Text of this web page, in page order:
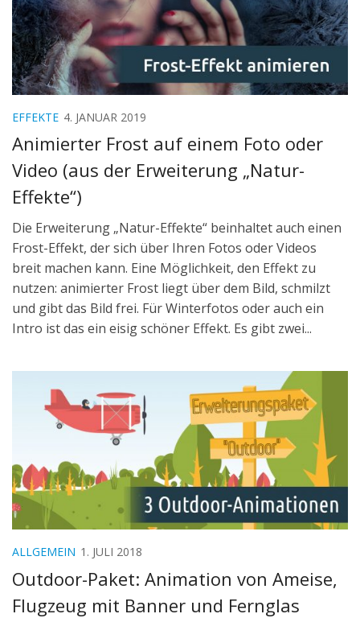
EFFEKTE 4. JANUAR 2019
Animierter Frost auf einem Foto oder
Video (aus der Erweiterung „Natur-
Effekte“)
Die Erweiterung „Natur-Effekte“ beinhaltet auch einen
Frost-Effekt, der sich über Ihren Fotos oder Videos
breit machen kann. Eine Möglichkeit, den Effekt zu
nutzen: animierter Frost liegt über dem Bild, schmilzt
und gibt das Bild frei. Für Winterfotos oder auch ein
Intro ist das ein eisig schöner Effekt. Es gibt zwei...
ALLGEMEIN 1. JULI 2018
Outdoor-Paket: Animation von Ameise,
Flugzeug mit Banner und Fernglas